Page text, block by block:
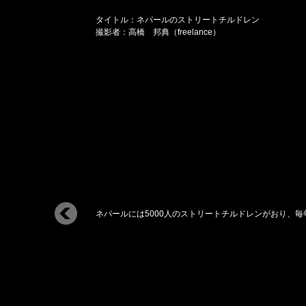
タイトル：ネパールのストリートチルドレン
撮影者：高橋 邦典（freelance）
ネパールには5000人のストリートチルドレンがおり、